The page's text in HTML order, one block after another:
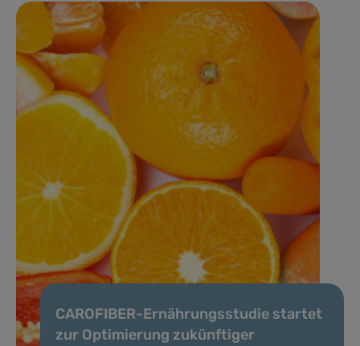
CAROFIBER-Ernährungsstudie startet
zur Optimierung zukünftiger